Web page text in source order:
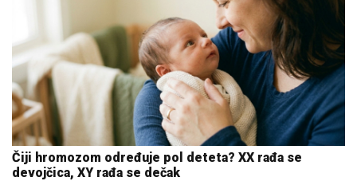
Čiji hromozom određuje pol deteta? XX rađa se
devojčica, XY rađa se dečak